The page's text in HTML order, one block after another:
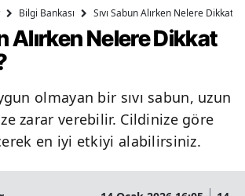
Bilgi Bankası Sıvı Sabun Alırken Nelere Dikkat
Alırken Nelere Dikkat
olmayan bir sıvı sabun, uzun
zarar verebilir. Cildinize göre
en iyi etkiyi alabilirsiniz.